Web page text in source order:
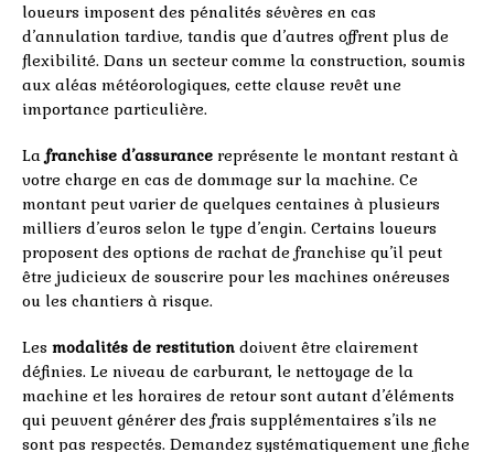
loueurs imposent des pénalités sévères en cas
d’annulation tardive, tandis que d’autres offrent plus de
flexibilité. Dans un secteur comme la construction, soumis
aux aléas météorologiques, cette clause revêt une
importance particulière.
Lafranchise d’assurance représente le montant restant à
votre charge en cas de dommage sur la machine. Ce
montant peut varier de quelques centaines à plusieurs
milliers d’euros selon le type d’engin. Certains loueurs
proposent des options de rachat de franchise qu’il peut
être judicieux de souscrire pour les machines onéreuses
ou les chantiers à risque.
Les modalités de restitution doivent être clairement
définies. Le niveau de carburant, le nettoyage de la
machine et les horaires de retour sont autant d’éléments
qui peuvent générer des frais supplémentaires s’ils ne
sont pas respectés. Demandez systématiquement une fiche